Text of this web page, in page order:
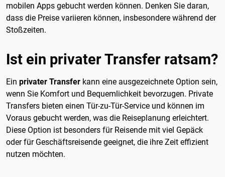
mobilen Apps gebucht werden können. Denken Sie daran,
dass die Preise variieren können, insbesondere während der
Stoßzeiten.
Ist ein privater Transfer ratsam?
Ein privater Transfer kann eine ausgezeichnete Option sein,
wenn Sie Komfort und Bequemlichkeit bevorzugen. Private
Transfers bieten einen Tür-zu-Tür-Service und können im
Voraus gebucht werden, was die Reiseplanung erleichtert.
Diese Option ist besonders für Reisende mit viel Gepäck
oder für Geschäftsreisende geeignet, die ihre Zeit effizient
nutzen möchten.